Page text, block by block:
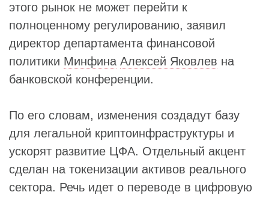
этого рынок не может перейти к
полноценному регулированию, заявил
директор департамента финансовой
политики Минфина Алексей Яковлев на
банковской конференции.
По его словам, изменения создадут базу
для легальной криптоинфраструктуры и
ускорят развитие ЦФА. Отдельный акцент
сделан на токенизации активов реального
сектора. Речь идет о переводе в цифровую